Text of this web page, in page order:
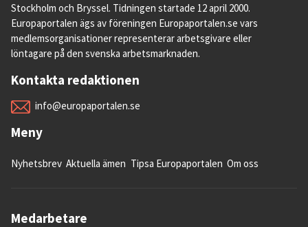
Stockholm och Bryssel. Tidningen startade 12 april 2000.
Europaportalen ägs av föreningen Europaportalen.se vars
medlemsorganisationer representerar arbetsgivare eller
löntagare på den svenska arbetsmarknaden.
Kontakta redaktionen
info@europaportalen.se
Meny
Nyhetsbrev Aktuella ämen Tipsa Europaportalen Om oss
Medarbetare